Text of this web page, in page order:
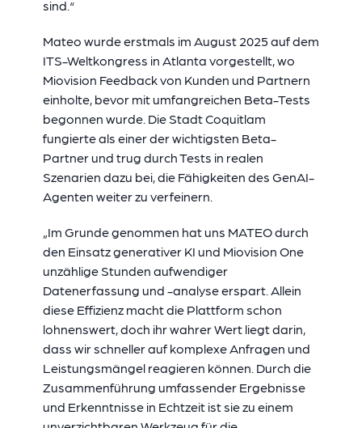
sind.“
Mateo wurde erstmals im August 2025 auf dem
ITS-Weltkongress in Atlanta vorgestellt, wo
Miovision Feedback von Kunden und Partnern
einholte, bevor mit umfangreichen Beta-Tests
begonnen wurde. Die Stadt Coquitlam
fungierte als einer der wichtigsten Beta-
Partner und trug durch Tests in realen
Szenarien dazu bei, die Fähigkeiten des GenAI-
Agenten weiter zu verfeinern.
„Im Grunde genommen hat uns MATEO durch
den Einsatz generativer KI und Miovision One
unzählige Stunden aufwendiger
Datenerfassung und -analyse erspart. Allein
diese Effizienz macht die Plattform schon
lohnenswert, doch ihr wahrer Wert liegt darin,
dass wir schneller auf komplexe Anfragen und
Leistungsmängel reagieren können. Durch die
Zusammenführung umfassender Ergebnisse
und Erkenntnisse in Echtzeit ist sie zu einem